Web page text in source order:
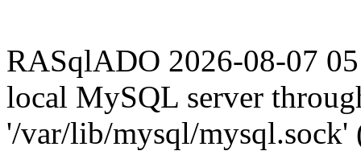
RASqlADO 2026-08-07
local MySQL server
'/var/lib/mysql/mysql.sock'